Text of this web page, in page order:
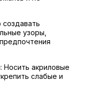
узоры,
Носить акриловые
слабые и